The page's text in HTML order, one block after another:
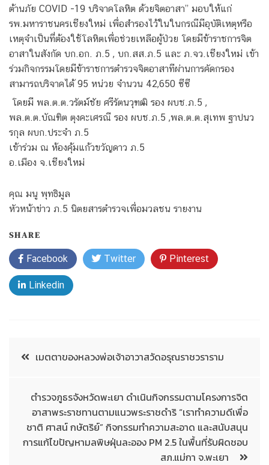
ต้านภัย COVID -19 บริจาคโลหิต ด้วยจิตอาสา” มอบให้แก่
รพ.มหาราชนครเชียงใหม่ เพื่อสำรองไว้ในในกรณีมีอุบัติเหตุหรือ
เหตุจำเป็นที่ต้องใช้โลหิตเพื่อช่วยเหลือผู้ป่วย โดยมีข้าราชการจิต
อาสาในสังกัด บก.อก. ภ.5 , บก.สส.ภ.5 และ ภ.จว.เชียงใหม่ เข้า
ร่วมกิจกรรมโดยมีข้าราชการตำรวจจิตอาสาทีผ่านการคัดกรอง
สามารถบริจาคได้ 95 หน่วย จำนวน 42,650 ซีซี
โดยมี พล.ต.ต.วรัตม์ชัย ศรีรัตนวุฑฒิ รอง ผบช.ภ.5 ,
พล.ต.ต.บัณฑิต ตุงคะเศรณี รอง ผบช.ภ.5 ,พล.ต.ต.สุเทพ ฐาปนว
รกุล ผบก.ประจำ ภ.5
เข้าร่วม ณ ห้องคุ้มแก้วขวัญดาว ภ.5
อ.เมือง จ.เชียงใหม่
คุณ มนู พุทธิมูล
หัวหน้าข่าว ภ.5 นิตยสารตำรวจเพื่อมวลชน รายงาน
SHARE
Facebook Twitter Pinterest
Linkedin
เมตตาของหลวงพ่อเจ้าอาวาสวัดอรุณราชวราราม
ตำรวจภูธรจังหวัดพะเยา ดำเนินกิจกรรมตามโครงการจิต
อาสาพระราชทานตามแนวพระราชดำริ “เราทำความดีเพื่อ
ชาติ ศาสน์ กษัตริย์” กิจกรรมทำความสะอาด และสนับสนุน
การแก้ไขปัญหามลพิษฝุ่นละออง PM 2.5 ในพื้นที่รับผิดชอบ
สภ.แม่กา จ.พะเยา